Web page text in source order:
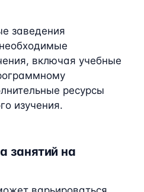
заведения
включая учебные
ресурсы
изучения.
занятий на